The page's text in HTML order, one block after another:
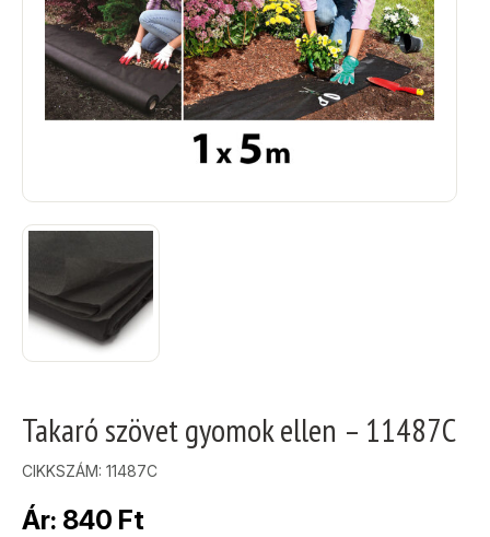
Takaró szövet gyomok ellen – 11487C
CIKKSZÁM: 11487C
Ár: 840 Ft